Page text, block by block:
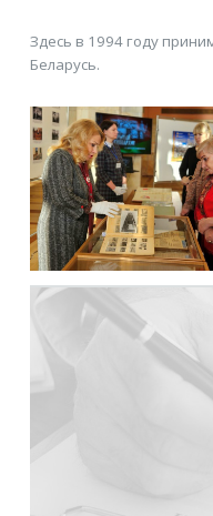
Здесь в 1994 году
Беларусь.